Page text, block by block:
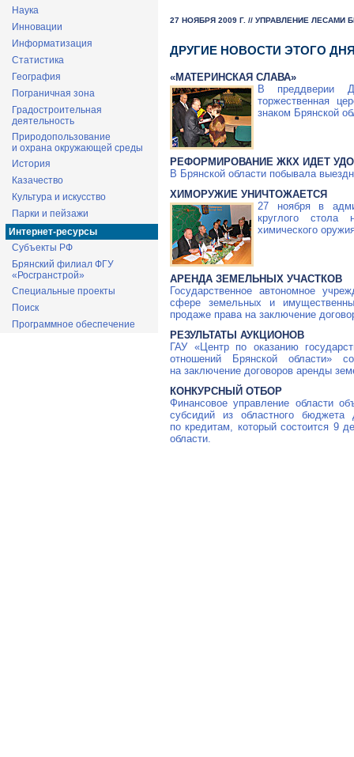
Наука
Инновации
Информатизация
Статистика
География
Пограничная зона
Градостроительная
деятельность
Природопользование
и охрана окружающей среды
История
Казачество
Культура и искусство
Парки и пейзажи
Интернет-ресурсы
Субъекты РФ
Брянский филиал ФГУ
«Росгранстрой»
Специальные проекты
Поиск
Программное обеспечение
27 НОЯБРЯ 2009 Г. // УПРАВЛЕНИЕ ЛЕСАМИ
ДРУГИЕ НОВОСТИ ЭТОГО
«МАТЕРИНСКАЯ СЛАВА»
В преддверии
торжественная
знаком Брянской
РЕФОРМИРОВАНИЕ ЖКХ ИДЕТ
В Брянской области побывала
ХИМОРУЖИЕ УНИЧТОЖАЕТСЯ
27 ноября в
круглого стола
химического
АРЕНДА ЗЕМЕЛЬНЫХ УЧАСТКОВ
Государственное автономное
сфере земельных и
продаже права на заключение
РЕЗУЛЬТАТЫ АУКЦИОНОВ
ГАУ «Центр по оказанию
отношений Брянской области»
на заключение договоров аренды
КОНКУРСНЫЙ ОТБОР
Финансовое управление области
субсидий из областного
по кредитам, который состоится 9
области.